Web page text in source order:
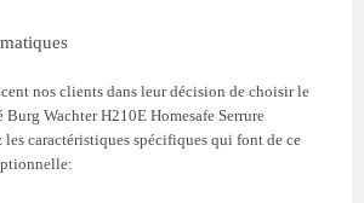
nos clients dans leur décision de choisir le
Wachter H210E Homesafe Serrure
caractéristiques spécifiques qui font de ce